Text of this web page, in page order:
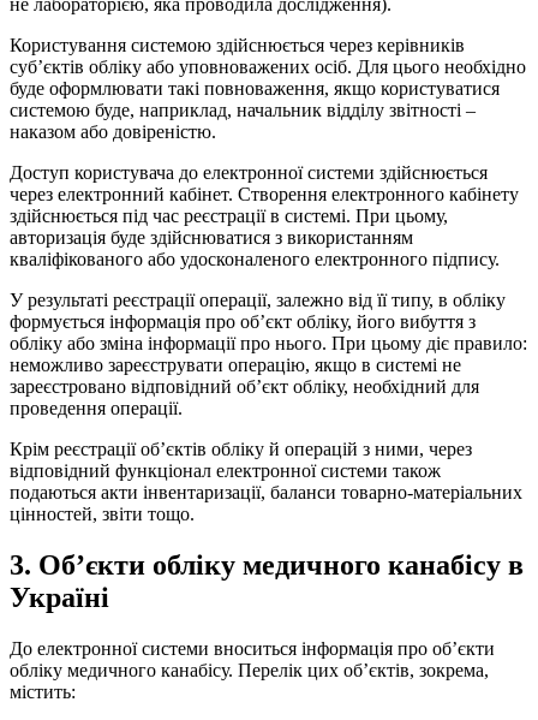
Користування системою здійснюється через керівників
суб’єктів обліку або уповноважених осіб. Для цього необхідно
буде оформлювати такі повноваження, якщо користуватися
системою буде, наприклад, начальник відділу звітності –
наказом або довіреністю.
Доступ користувача до електронної системи здійснюється
через електронний кабінет. Створення електронного кабінету
здійснюється під час реєстрації в системі. При цьому,
авторизація буде здійснюватися з використанням
кваліфікованого або удосконаленого електронного підпису.
У результаті реєстрації операції, залежно від її типу, в обліку
формується інформація про об’єкт обліку, його вибуття з
обліку або зміна інформації про нього. При цьому діє правило:
неможливо зареєструвати операцію, якщо в системі не
зареєстровано відповідний об’єкт обліку, необхідний для
проведення операції.
Крім реєстрації об’єктів обліку й операцій з ними, через
відповідний функціонал електронної системи також
подаються акти інвентаризації, баланси товарно-матеріальних
цінностей, звіти тощо.
3. Об’єкти обліку медичного канабісу в
Україні
До електронної системи вноситься інформація про об’єкти
обліку медичного канабісу. Перелік цих об’єктів, зокрема,
містить: